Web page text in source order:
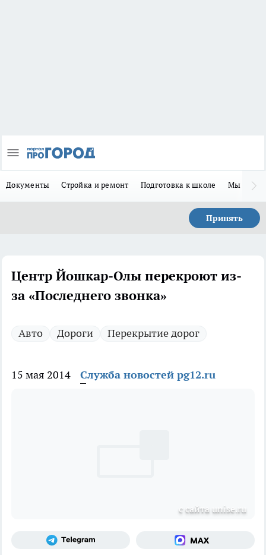
Документы Стройка и ремонт Подготовка к школе Мы в MAX
Принять
Центр Йошкар-Олы перекроют из-
за «Последнего звонка»
Авто Дороги Перекрытие дорог
15 мая 2014 Служба новостей pg12.ru
с сайта unise.ru